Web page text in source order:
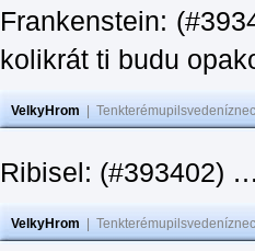
Frankenstein:
kolikrát ti budu
VelkyHrom
Ribisel: (#393402)
VelkyHrom